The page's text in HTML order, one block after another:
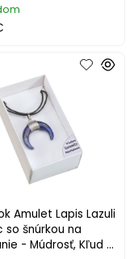
Amulet Lapis Lazuli
so šnúrkou na
- Múdrosť, Kľud a